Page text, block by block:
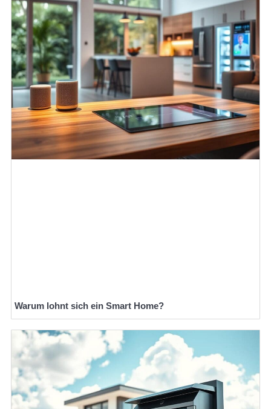
Warum lohnt sich ein Smart Home?